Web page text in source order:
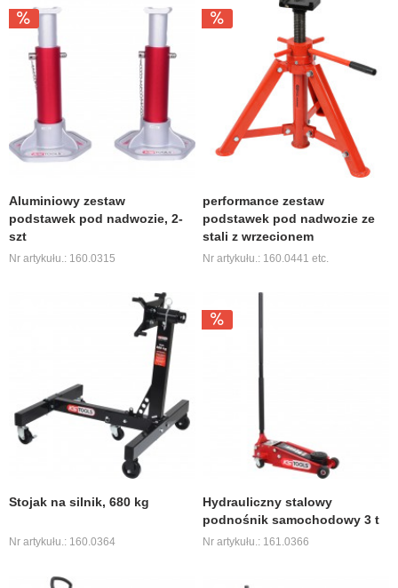
Aluminiowy zestaw
podstawek pod nadwozie, 2-
szt
Nr artykułu.: 160.0315
performance zestaw
podstawek pod nadwozie ze
stali z wrzecionem
Nr artykułu.: 160.0441 etc.
Stojak na silnik, 680 kg
Nr artykułu.: 160.0364
Hydrauliczny stalowy
podnośnik samochodowy 3 t
Nr artykułu.: 161.0366